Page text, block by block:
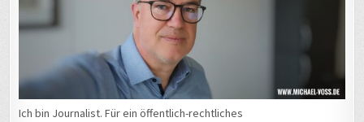
Ich bin Journalist. Für ein öffentlich-rechtliches